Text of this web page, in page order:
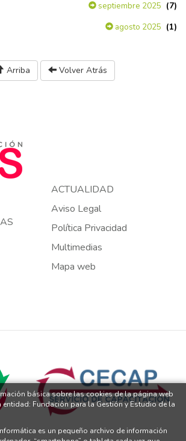
septiembre 2025 (7)
agosto 2025 (1)
Arriba Volver Atrás
ACTUALIDAD
Aviso Legal
Política Privacidad
Multimedias
Mapa web
básica sobre las cookies de la página web
Fundación para la Gestión y Estudio de la
es un pequeño archivo de información